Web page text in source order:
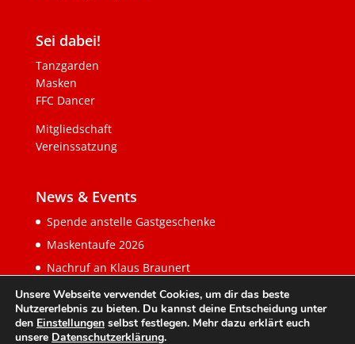
Sei dabei!
Tanzgarden
Masken
FFC Dancer
Mitgliedschaft
Vereinssatzung
News & Events
Spende anstelle Gastgeschenke
Maskentaufe 2026
Nachruf an Klaus Braunert
Unsere Webseite verwendet Cookies, um dir das beste
Nutzererlebnis zu bieten. Du kannst deine Entscheidung unter
den Einstellungen selbst festlegen. Mehr dazu erklärt euch
unsere Datenschutzerklärung.